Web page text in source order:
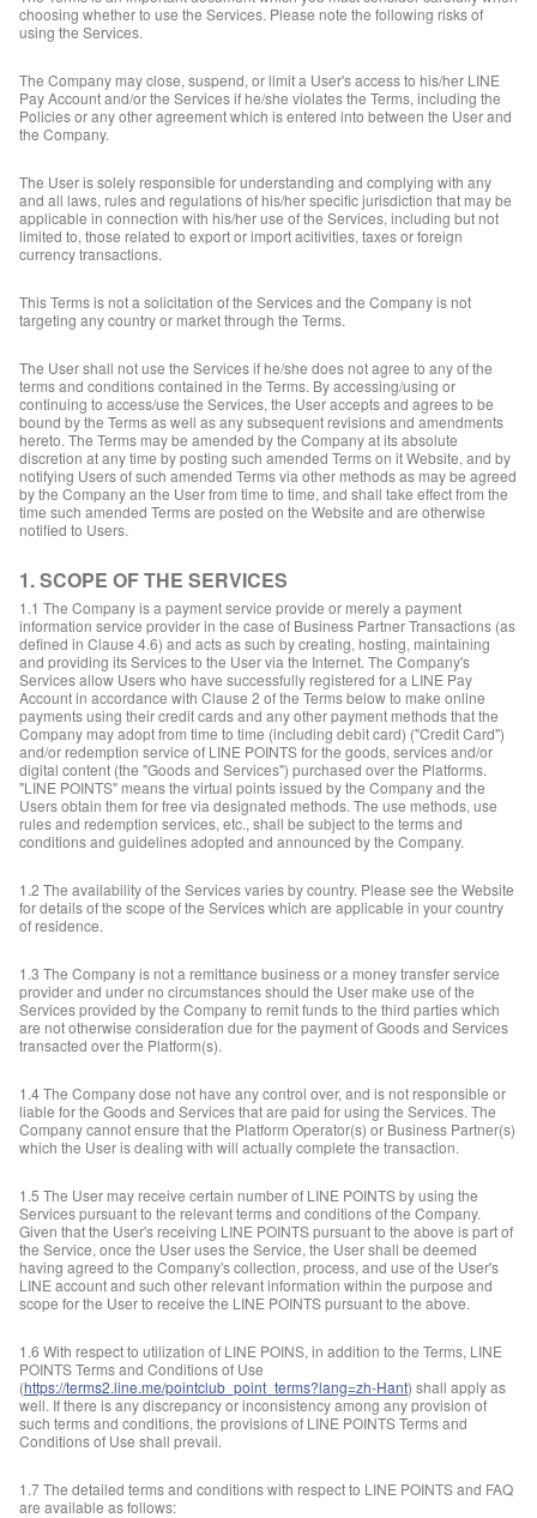
choosing whether to use the Services. Please note the following risks of
using the Services.
The Company may close, suspend, or limit a User's access to his/her LINE
Pay Account and/or the Services if he/she violates the Terms, including the
Policies or any other agreement which is entered into between the User and
the Company.
The User is solely responsible for understanding and complying with any
and all laws, rules and regulations of his/her specific jurisdiction that may be
applicable in connection with his/her use of the Services, including but not
limited to, those related to export or import acitivities, taxes or foreign
currency transactions.
This Terms is not a solicitation of the Services and the Company is not
targeting any country or market through the Terms.
The User shall not use the Services if he/she does not agree to any of the
terms and conditions contained in the Terms. By accessing/using or
continuing to access/use the Services, the User accepts and agrees to be
bound by the Terms as well as any subsequent revisions and amendments
hereto. The Terms may be amended by the Company at its absolute
discretion at any time by posting such amended Terms on it Website, and by
notifying Users of such amended Terms via other methods as may be agreed
by the Company an the User from time to time, and shall take effect from the
time such amended Terms are posted on the Website and are otherwise
notified to Users.
1. SCOPE OF THE SERVICES
1.1 The Company is a payment service provide or merely a payment
information service provider in the case of Business Partner Transactions (as
defined in Clause 4.6) and acts as such by creating, hosting, maintaining
and providing its Services to the User via the Internet. The Company's
Services allow Users who have successfully registered for a LINE Pay
Account in accordance with Clause 2 of the Terms below to make online
payments using their credit cards and any other payment methods that the
Company may adopt from time to time (including debit card) ("Credit Card")
and/or redemption service of LINE POINTS for the goods, services and/or
digital content (the "Goods and Services") purchased over the Platforms.
"LINE POINTS" means the virtual points issued by the Company and the
Users obtain them for free via designated methods. The use methods, use
rules and redemption services, etc., shall be subject to the terms and
conditions and guidelines adopted and announced by the Company.
1.2 The availability of the Services varies by country. Please see the Website
for details of the scope of the Services which are applicable in your country
of residence.
1.3 The Company is not a remittance business or a money transfer service
provider and under no circumstances should the User make use of the
Services provided by the Company to remit funds to the third parties which
are not otherwise consideration due for the payment of Goods and Services
transacted over the Platform(s).
1.4 The Company dose not have any control over, and is not responsible or
liable for the Goods and Services that are paid for using the Services. The
Company cannot ensure that the Platform Operator(s) or Business Partner(s)
which the User is dealing with will actually complete the transaction.
1.5 The User may receive certain number of LINE POINTS by using the
Services pursuant to the relevant terms and conditions of the Company.
Given that the User's receiving LINE POINTS pursuant to the above is part of
the Service, once the User uses the Service, the User shall be deemed
having agreed to the Company's collection, process, and use of the User's
LINE account and such other relevant information within the purpose and
scope for the User to receive the LINE POINTS pursuant to the above.
1.6 With respect to utilization of LINE POINS, in addition to the Terms, LINE
POINTS Terms and Conditions of Use
(https://terms2.line.me/pointclub_point_terms?lang=zh-Hant) shall apply as
well. If there is any discrepancy or inconsistency among any provision of
such terms and conditions, the provisions of LINE POINTS Terms and
Conditions of Use shall prevail.
1.7 The detailed terms and conditions with respect to LINE POINTS and FAQ
are available as follows: